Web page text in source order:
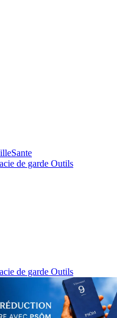
de garde Outils
de garde Outils